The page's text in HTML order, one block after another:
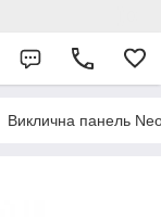
Виклична панель